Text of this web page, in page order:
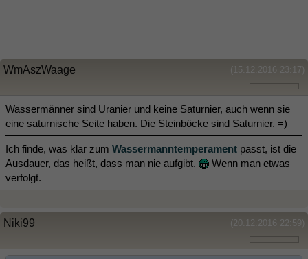
(15.12.2016 23:17)
WmAszWaage
Wassermänner sind Uranier und keine Saturnier, auch wenn sie
eine saturnische Seite haben. Die Steinböcke sind Saturnier. =)
Ich finde, was klar zum Wassermanntemperament passt, ist die
Ausdauer, das heißt, dass man nie aufgibt.
Wenn man etwas
verfolgt.
(20.12.2016 22:59)
Niki99